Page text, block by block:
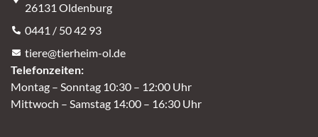
26131 Oldenburg
0441 / 50 42 93
tiere@tierheim-ol.de
Telefonzeiten:
Montag – Sonntag 10:30 – 12:00 Uhr
Mittwoch – Samstag 14:00 – 16:30 Uhr